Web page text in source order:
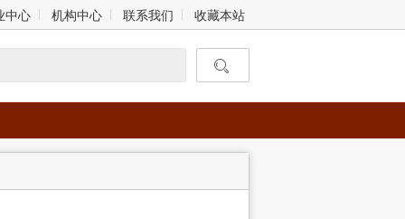
中心 机构中心 联系我们 收藏本站